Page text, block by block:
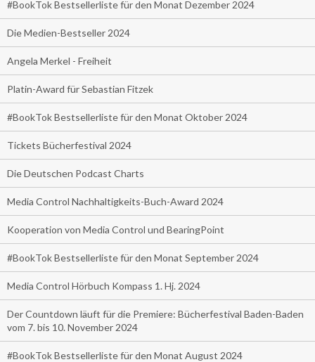
#BookTok Bestsellerliste für den Monat Dezember 2024
Die Medien-Bestseller 2024
Angela Merkel - Freiheit
Platin-Award für Sebastian Fitzek
#BookTok Bestsellerliste für den Monat Oktober 2024
Tickets Bücherfestival 2024
Die Deutschen Podcast Charts
Media Control Nachhaltigkeits-Buch-Award 2024
Kooperation von Media Control und BearingPoint
#BookTok Bestsellerliste für den Monat September 2024
Media Control Hörbuch Kompass 1. Hj. 2024
Der Countdown läuft für die Premiere: Bücherfestival Baden-Baden
vom 7. bis 10. November 2024
#BookTok Bestsellerliste für den Monat August 2024